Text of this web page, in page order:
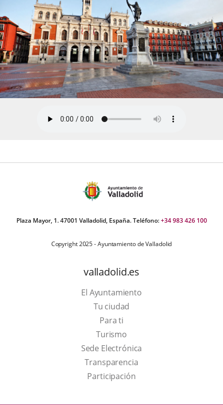
Plaza Mayor, 1. 47001 Valladolid, España. Teléfono:+34 983 426 100
Copyright 2025 - Ayuntamiento de Valladolid
valladolid.es
El Ayuntamiento
Tu ciudad
Para ti
TurismoThis
link
will
open
Sede Electrónica
Transparencia
Participación